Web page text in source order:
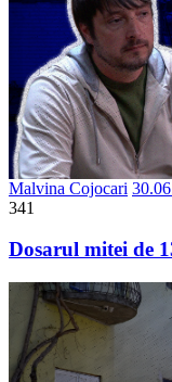
Malvina Cojocari
341
Dosarul mitei de